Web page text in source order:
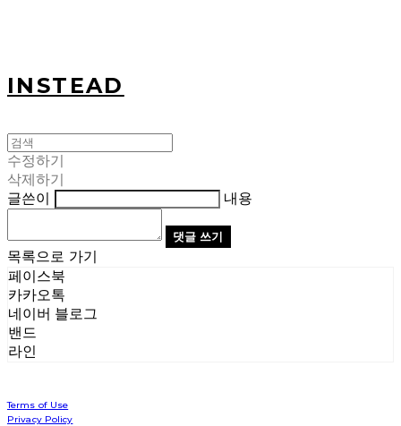
INSTEAD
수정하기
삭제하기
글쓴이
내용
댓글 쓰기
목록으로 가기
페이스북
카카오톡
네이버 블로그
밴드
라인
Terms of Use
Privacy Policy